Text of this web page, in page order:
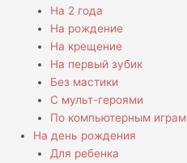
На 2 года
На рождение
На крещение
На первый зубик
Без мастики
С мульт-героями
По компьютерным играм
На день рождения
Для ребенка